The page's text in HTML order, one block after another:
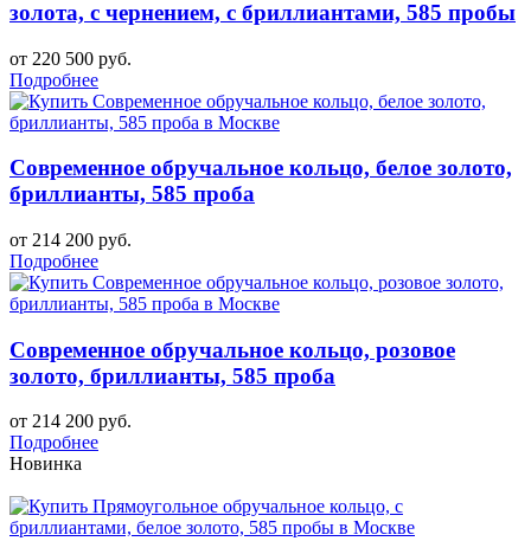
золота, с чернением, с бриллиантами, 585 пробы
от 220 500 руб.
Подробнее
Современное обручальное кольцо, белое золото,
бриллианты, 585 проба
от 214 200 руб.
Подробнее
Современное обручальное кольцо, розовое
золото, бриллианты, 585 проба
от 214 200 руб.
Подробнее
Новинка